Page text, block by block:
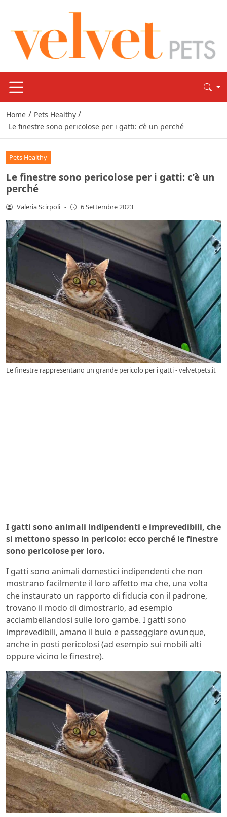
Home / Pets Healthy /
Le finestre sono pericolose per i gatti: c’è un perché
Pets Healthy
Le finestre sono pericolose per i gatti: c’è un
perché
Valeria Scirpoli - 6 Settembre 2023
Le finestre rappresentano un grande pericolo per i gatti - velvetpets.it
I gatti sono animali indipendenti e imprevedibili, che
si mettono spesso in pericolo: ecco perché le finestre
sono pericolose per loro.
I gatti sono animali domestici indipendenti che non
mostrano facilmente il loro affetto ma che, una volta
che instaurato un rapporto di fiducia con il padrone,
trovano il modo di dimostrarlo, ad esempio
acciambellandosi sulle loro gambe. I gatti sono
imprevedibili, amano il buio e passeggiare ovunque,
anche in posti pericolosi (ad esempio sui mobili alti
oppure vicino le finestre).